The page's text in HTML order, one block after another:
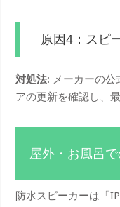
原因4：スピ
対処法: メーカーの公
アの更新を確認し、
屋外・お風呂
防水スピーカーは「